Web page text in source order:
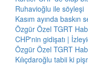
Ruhavioğlu ile söyleşi
Kasım ayında baskın
Özgür Özel TGRT
CHP'nin gidişatı |
Özgür Özel TGRT
Kılıçdaroğlu tabii ki